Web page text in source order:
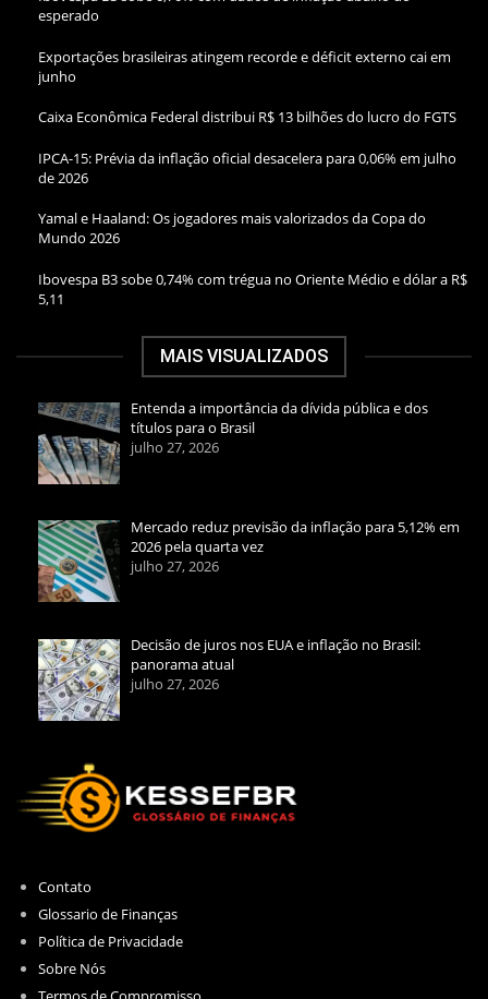
esperado
Exportações brasileiras atingem recorde e déficit externo cai em
junho
Caixa Econômica Federal distribui R$ 13 bilhões do lucro do FGTS
IPCA-15: Prévia da inflação oficial desacelera para 0,06% em julho
de 2026
Yamal e Haaland: Os jogadores mais valorizados da Copa do
Mundo 2026
Ibovespa B3 sobe 0,74% com trégua no Oriente Médio e dólar a R$
5,11
MAIS VISUALIZADOS
Entenda a importância da dívida pública e dos
títulos para o Brasil
julho 27, 2026
Mercado reduz previsão da inflação para 5,12% em
2026 pela quarta vez
julho 27, 2026
Decisão de juros nos EUA e inflação no Brasil:
panorama atual
julho 27, 2026
Contato
Glossario de Finanças
Política de Privacidade
Sobre Nós